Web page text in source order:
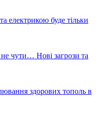
електрикою буде тільки
не чути… Нові загрози та
здорових тополь в